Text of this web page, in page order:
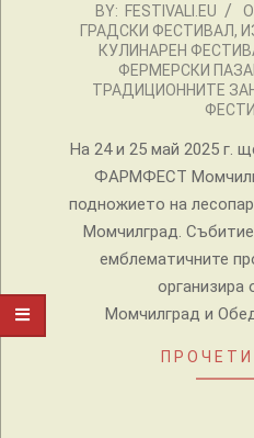
2025-
01-
BY: FESTIVALI.EU
ГРАДСКИ ФЕСТИВАЛ,
КУЛИНАРЕН
ФЕРМЕРСКИ
ТРАДИЦИОННИТЕ
На 24 и 25 май 2025 г.
ФАРМФЕСТ
подножието на
Момчилград.
емблематичните
Момчилград и